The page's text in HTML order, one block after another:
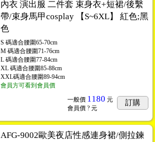
內衣 演出服 二件套 束身衣+短裙/後繫
帶/束身馬甲cosplay 【S~6XL】 紅色;黑
色
S 碼適合腰圍65-70cm
M 碼適合腰圍71-76cm
L 碼適合腰圍77-84cm
XL 碼適合腰圍85-88cm
XXL碼適合腰圍89-94cm
會員方可看到會員價
一般價 1180 元
會員價 ? 元
訂購
AFG-9002歐美夜店性感連身裙/側拉鍊